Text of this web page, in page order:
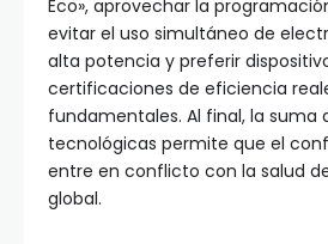
Eco», aprovechar la
evitar el uso simultáneo de
alta potencia y preferir
certificaciones de eficiencia
fundamentales. Al final, la suma
tecnológicas permite que el
entre en conflicto con la salud
global.